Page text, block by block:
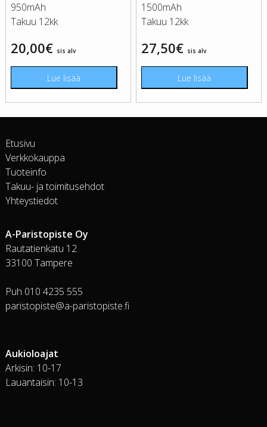
950mAh
Takuu 12kk
20,00€ sis alv
Lue lisää
1500mAh
Takuu 12kk
27,50€ sis alv
Lue lisää
Etusivu
Verkkokauppa
Tuoteinfo
Takuu- ja toimitusehdot
Yhteystiedot
A-Paristopiste Oy
Rautatienkatu 12
33100 Tampere
Puh 010 4235 555
paristopiste@a-paristopiste.fi
Aukioloajat
Arkisin: 10-17
Lauantaisin: 10-13